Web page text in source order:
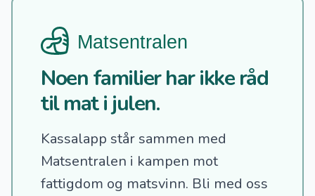
Noen familier har ikke råd
til mat i julen.
Kassalapp står sammen med
Matsentralen i kampen mot
fattigdom og matsvinn. Bli med oss